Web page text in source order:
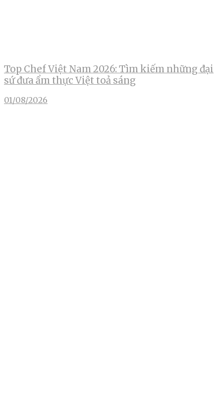
Top Chef Việt Nam 2026: Tìm kiếm những đại
sứ đưa ẩm thực Việt toả sáng
01/08/2026